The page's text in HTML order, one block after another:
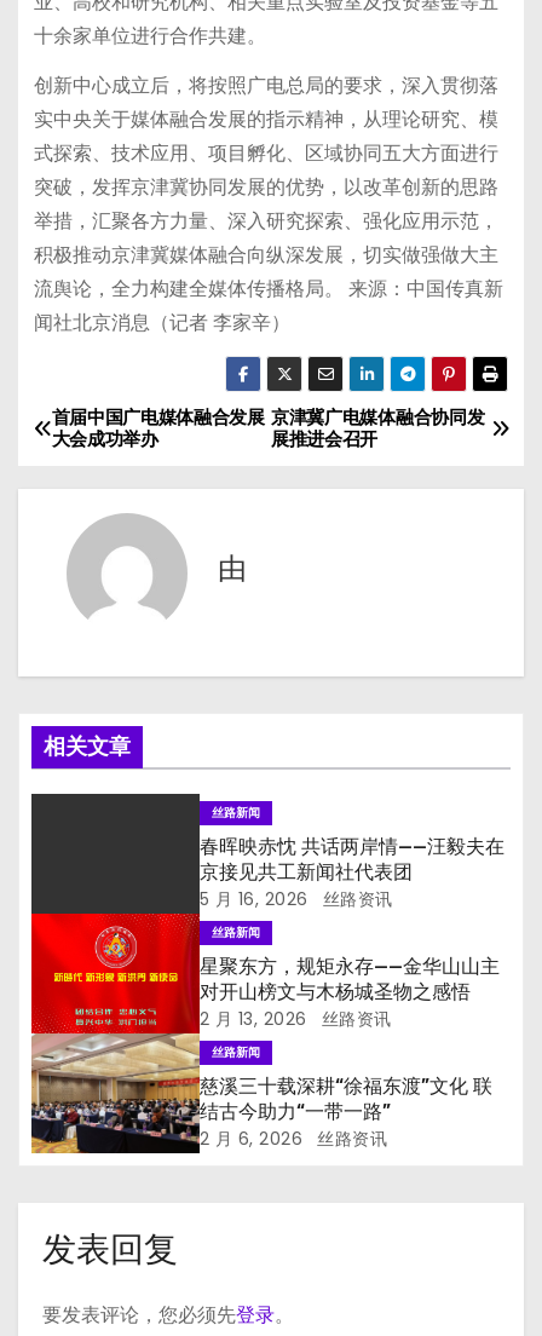
十余家单位进行合作共建。
创新中心成立后，将按照广电总局的要求，深入贯彻落
实中央关于媒体融合发展的指示精神，从理论研究、模
式探索、技术应用、项目孵化、区域协同五大方面进行
突破，发挥京津冀协同发展的优势，以改革创新的思路
举措，汇聚各方力量、深入研究探索、强化应用示范，
积极推动京津冀媒体融合向纵深发展，切实做强做大主
流舆论，全力构建全媒体传播格局。 来源：中国传真新
闻社北京消息（记者 李家辛）
文
章
航
京津冀广电媒体融合协同发
展推进会召开
首届中国广电媒体融合发展
大会成功举办
由
相关文章
丝路新闻
春晖映赤忱 共话两岸情——汪毅夫在
京接见共工新闻社代表团
5 月 16, 2026 丝路资讯
丝路新闻
星聚东方，规矩永存——金华山山主
对开山榜文与木杨城圣物之感悟
2 月 13, 2026 丝路资讯
丝路新闻
慈溪三十载深耕“徐福东渡”文化 联
结古今助力“一带一路”
2 月 6, 2026 丝路资讯
发表回复
要发表评论，您必须先登录。